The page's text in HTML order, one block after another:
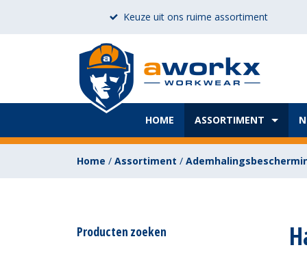
Keuze uit ons ruime assortiment
HOME ASSORTIMENT
Home / Assortiment /
Producten zoeken